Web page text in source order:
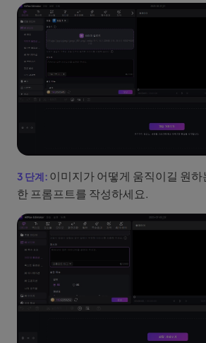
이미지가 어떻게 움직이길 원
한 프롬프트를 작성하세요.